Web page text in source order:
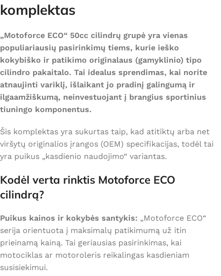
komplektas
„Motoforce ECO“ 50cc cilindrų grupė yra vienas
populiariausių pasirinkimų tiems, kurie ieško
kokybiško ir patikimo originalaus (gamyklinio) tipo
cilindro pakaitalo. Tai idealus sprendimas, kai norite
atnaujinti variklį, išlaikant jo pradinį galingumą ir
ilgaamžiškumą, neinvestuojant į brangius sportinius
tiuningo komponentus.
Šis komplektas yra sukurtas taip, kad atitiktų arba net
viršytų originalios įrangos (OEM) specifikacijas, todėl tai
yra puikus „kasdienio naudojimo“ variantas.
Kodėl verta rinktis Motoforce ECO
cilindrą?
Puikus kainos ir kokybės santykis: „Motoforce ECO“
serija orientuota į maksimalų patikimumą už itin
prieinamą kainą. Tai geriausias pasirinkimas, kai
motociklas ar motoroleris reikalingas kasdieniam
susisiekimui.